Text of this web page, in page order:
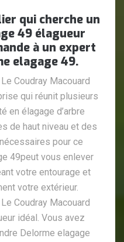
qui cherche un
49 élagueur
à un expert
elagage 49.
Coudray Macouard
qui réunit plusieurs
en élagage d’arbre
de haut niveau et des
pour ce
49peut vous enlever
votre entourage et
votre extérieur.
Coudray Macouard
idéal. Vous avez
Delorme elagage